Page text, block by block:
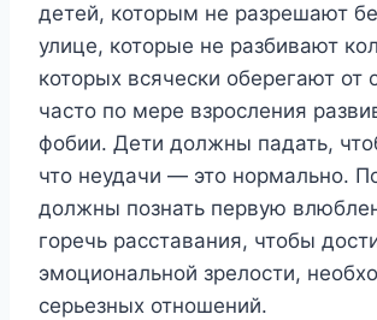
детей, которым не разрешают
улице, которые не разбивают
которых всячески оберегают от
часто по мере взросления
фобии. Дети должны падать,
что неудачи — это нормально.
должны познать первую
горечь расставания, чтобы
эмоциональной зрелости,
серьезных отношений.